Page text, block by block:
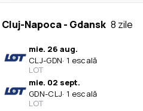
Cluj-Napoca- Gdansk 8 zile
mie. 26 aug.
CLJ-GDN· 1 escală
LOT
mie. 02 sept.
GDN-CLJ· 1 escală
LOT